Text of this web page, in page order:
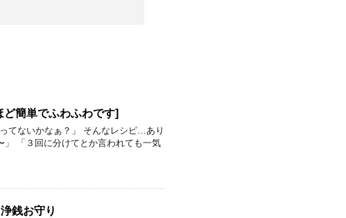
簡単でふわふわです]
てないかなぁ？」 そんなレシピ…あり
」 「３回に分けてとか言われても一気
銭お守り